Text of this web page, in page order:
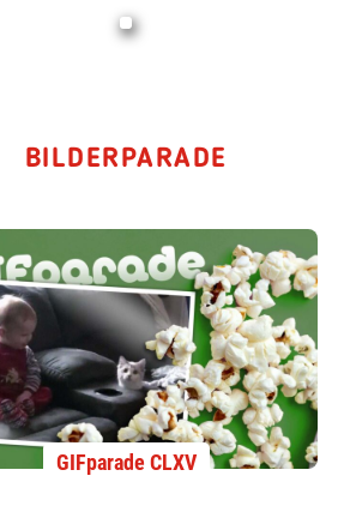
BILDERPARADE
GIFparade CLXV